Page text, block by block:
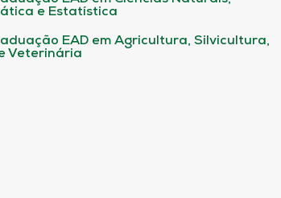
e Estatística
EAD em Agricultura, Silvicultura,
Veterinária